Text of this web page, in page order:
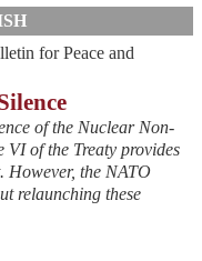
for Peace and
of the Nuclear Non-
of the Treaty provides
However, the NATO
relaunching these